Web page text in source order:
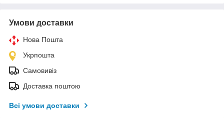
Умови доставки
Нова Пошта
Укрпошта
Самовивіз
Доставка поштою
Всі умови доставки